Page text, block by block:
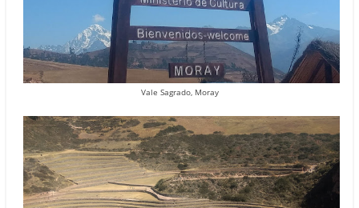
Vale Sagrado, Moray